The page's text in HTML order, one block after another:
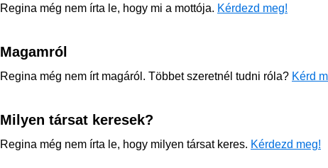
Regina még nem írta le, hogy mi a mottója. Kérdezd meg!
Magamról
Regina még nem írt magáról. Többet szeretnél tudni róla? Kérd
Milyen társat keresek?
Regina még nem írta le, hogy milyen társat keres. Kérdezd meg!